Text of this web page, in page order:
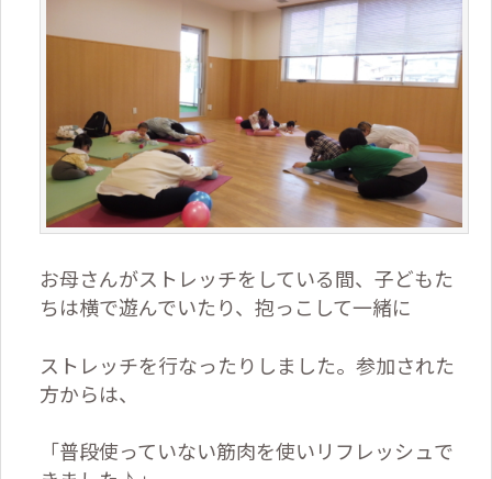
お母さんがストレッチをしている間、子どもた
ちは横で遊んでいたり、抱っこして一緒に
ストレッチを行なったりしました。参加された
方からは、
「普段使っていない筋肉を使いリフレッシュで